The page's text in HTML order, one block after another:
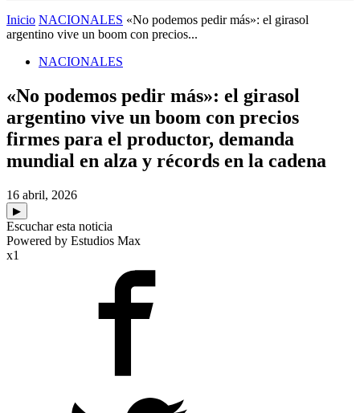
Inicio NACIONALES «No podemos pedir más»: el girasol
argentino vive un boom con precios...
NACIONALES
«No podemos pedir más»: el girasol
argentino vive un boom con precios
firmes para el productor, demanda
mundial en alza y récords en la cadena
16 abril, 2026
▶
Escuchar esta noticia
Powered by Estudios Max
x1